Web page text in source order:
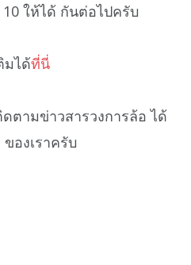
ให้ได้ กันต่อไปครับ
มได้ที่นี่
ตามข่าวสารวงการล้อ ได้
องเราครับ